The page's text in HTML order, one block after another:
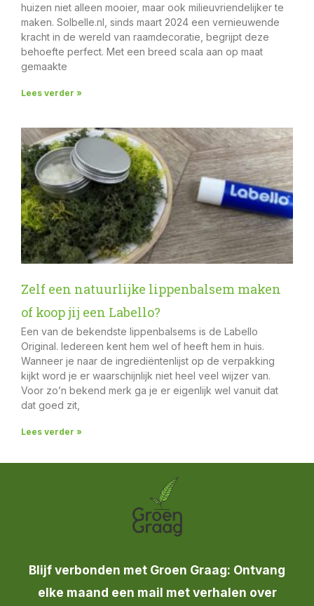
huizen niet alleen mooier, maar ook milieuvriendelijker te
maken. Solbelle.nl, sinds maart 2024 een vernieuwende
kracht in de wereld van raamdecoratie, begrijpt deze
behoefte perfect. Met een breed scala aan op maat
gemaakte
Lees verder »
Zelf een natuurlijke lippenbalsem maken
of koop jij een Labello?
Een van de bekendste lippenbalsems is de Labello
Original. Iedereen kent hem wel of heeft hem in huis.
Wanneer je naar de ingrediëntenlijst op de verpakking
kijkt word je er waarschijnlijk niet heel veel wijzer van.
Voor zo’n bekend merk ga je er eigenlijk wel vanuit dat
dat goed zit,
Lees verder »
Blijf verbonden met Groen Graag: Ontvang
elke maand een mail met verhalen over